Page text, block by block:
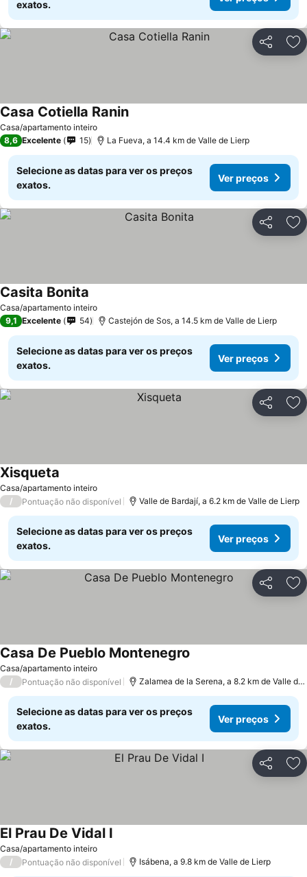
exatos.
Partilhar
Casa/apartamento inteiro
Casa Cotiella Ranin
8,6 Excelente 15 La Fueva, a 14.4 km de Valle de Lierp
Selecione as datas para ver os preços
exatos.
Ver preços
Partilhar
Casa/apartamento inteiro
Casita Bonita
9,1 Excelente 54 Castejón de Sos, a 14.5 km de Valle de Lierp
Selecione as datas para ver os preços
exatos.
Ver preços
Partilhar
Casa/apartamento inteiro
Xisqueta
/ Pontuação não disponível Valle de Bardají, a 6.2 km de Valle de Lierp
Selecione as datas para ver os preços
exatos.
Ver preços
Partilhar
Casa/apartamento inteiro
Casa De Pueblo Montenegro
/ Pontuação não disponível Zalamea de la Serena, a 8.2 km de Valle de Lierp
Selecione as datas para ver os preços
exatos.
Ver preços
Partilhar
Casa/apartamento inteiro
El Prau De Vidal I
/ Pontuação não disponível Isábena, a 9.8 km de Valle de Lierp